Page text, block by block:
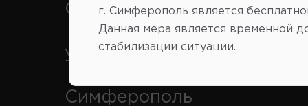
Симферополь
ул. Кубанская 9, г.
Симферополь
г. Симферополь является
Данная мера является временной
стабилизации ситуации.